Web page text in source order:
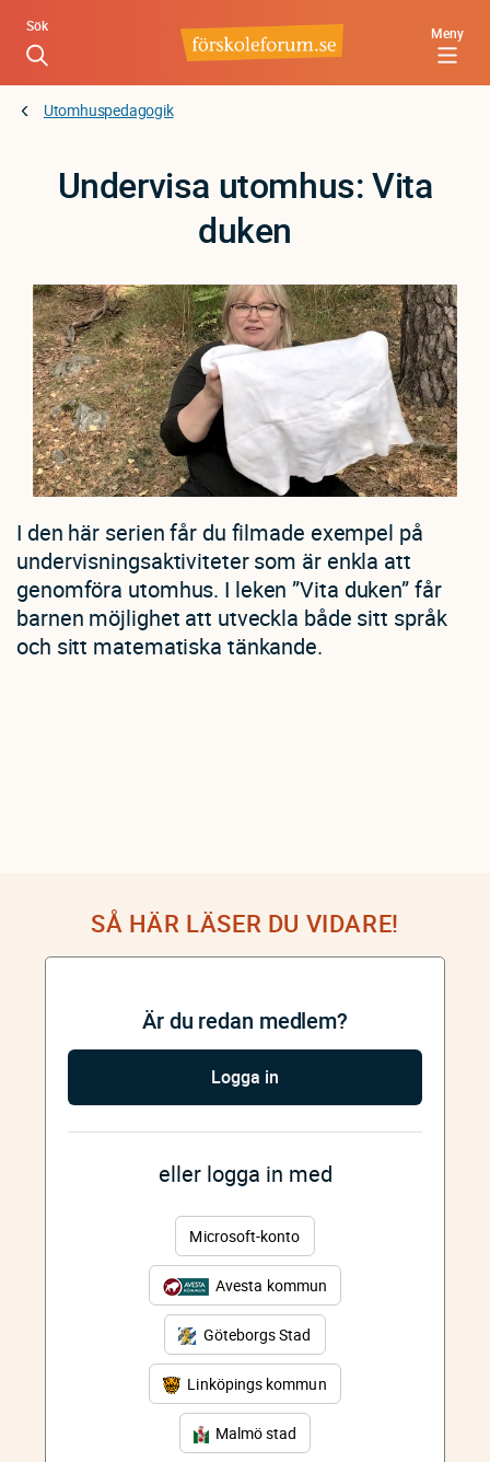
Hoppa
huvudinnehåll
Meny
Sök
Utomhuspedagogik
Undervisa utomhus: Vita
duken
I den här serien får du filmade exempel på
undervisningsaktiviteter som är enkla att
genomföra utomhus. I leken ”Vita duken” får
barnen möjlighet att utveckla både sitt språk
och sitt matematiska tänkande.
SÅ HÄR LÄSER DU VIDARE!
Är du redan medlem?
Logga in
eller logga in med
Microsoft-konto
Avesta kommun
Göteborgs Stad
Linköpings kommun
Malmö stad